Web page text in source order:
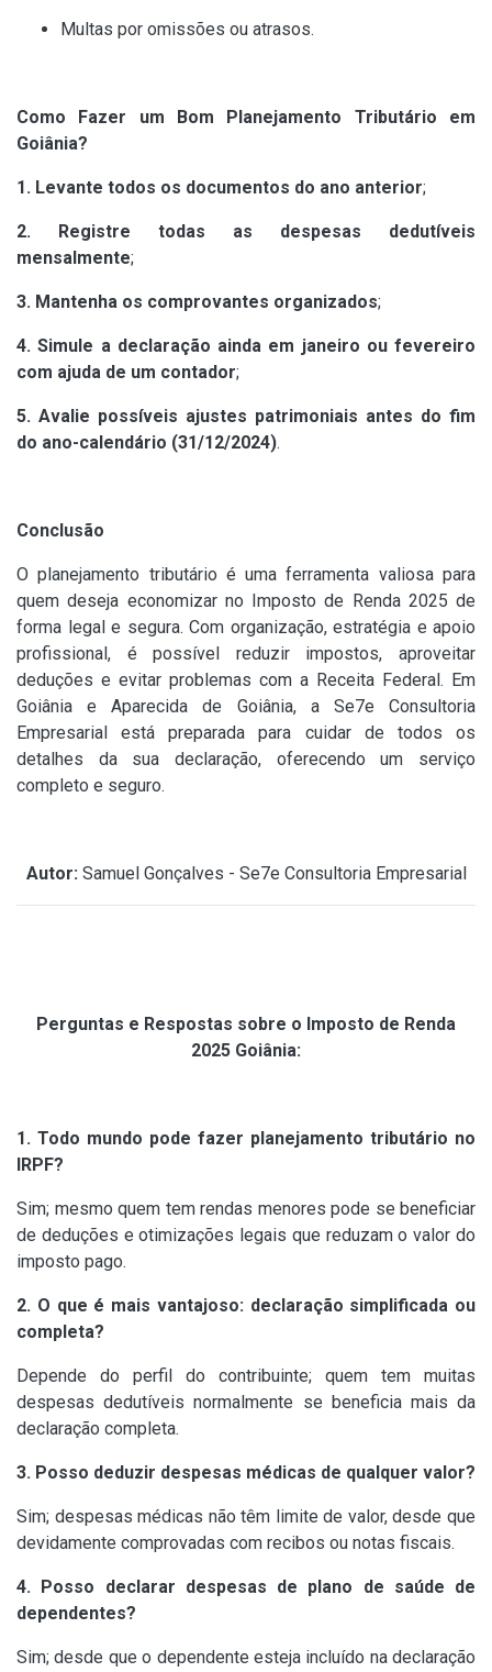
Multas por omissões ou atrasos.
Como Fazer um Bom Planejamento Tributário em
Goiânia?
1. Levante todos os documentos do ano anterior;
2. Registre todas as despesas dedutíveis
mensalmente;
3. Mantenha os comprovantes organizados;
4. Simule a declaração ainda em janeiro ou fevereiro
com ajuda de um contador;
5. Avalie possíveis ajustes patrimoniais antes do fim
do ano-calendário (31/12/2024).
Conclusão
O planejamento tributário é uma ferramenta valiosa para
quem deseja economizar no Imposto de Renda 2025 de
forma legal e segura. Com organização, estratégia e apoio
profissional, é possível reduzir impostos, aproveitar
deduções e evitar problemas com a Receita Federal. Em
Goiânia e Aparecida de Goiânia, a Se7e Consultoria
Empresarial está preparada para cuidar de todos os
detalhes da sua declaração, oferecendo um serviço
completo e seguro.
Autor: Samuel Gonçalves - Se7e Consultoria Empresarial
Perguntas e Respostas sobre o Imposto de Renda
2025 Goiânia:
1. Todo mundo pode fazer planejamento tributário no
IRPF?
Sim; mesmo quem tem rendas menores pode se beneficiar
de deduções e otimizações legais que reduzam o valor do
imposto pago.
2. O que é mais vantajoso: declaração simplificada ou
completa?
Depende do perfil do contribuinte; quem tem muitas
despesas dedutíveis normalmente se beneficia mais da
declaração completa.
3. Posso deduzir despesas médicas de qualquer valor?
Sim; despesas médicas não têm limite de valor, desde que
devidamente comprovadas com recibos ou notas fiscais.
4. Posso declarar despesas de plano de saúde de
dependentes?
Sim; desde que o dependente esteja incluído na declaração